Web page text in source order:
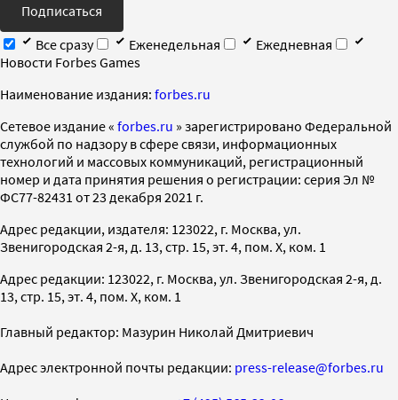
Подписаться
Все сразу
Еженедельная
Ежедневная
Новости Forbes Games
Наименование издания: forbes.ru
Cетевое издание « forbes.ru » зарегистрировано Федеральной
службой по надзору в сфере связи, информационных
технологий и массовых коммуникаций, регистрационный
номер и дата принятия решения о регистрации: серия Эл №
ФС77-82431 от 23 декабря 2021 г.
Адрес редакции, издателя: 123022, г. Москва, ул.
Звенигородская 2-я, д. 13, стр. 15, эт. 4, пом. X, ком. 1
Адрес редакции: 123022, г. Москва, ул. Звенигородская 2-я, д.
13, стр. 15, эт. 4, пом. X, ком. 1
Главный редактор: Мазурин Николай Дмитриевич
Адрес электронной почты редакции: press-release@forbes.ru